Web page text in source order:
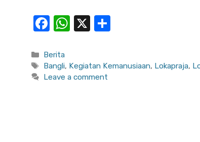
F
c
e
W
s
X
e
Categories
Berita
Tags
Bangli, Kegiatan Kemanusiaan, Lokapraja,
Leave a comment